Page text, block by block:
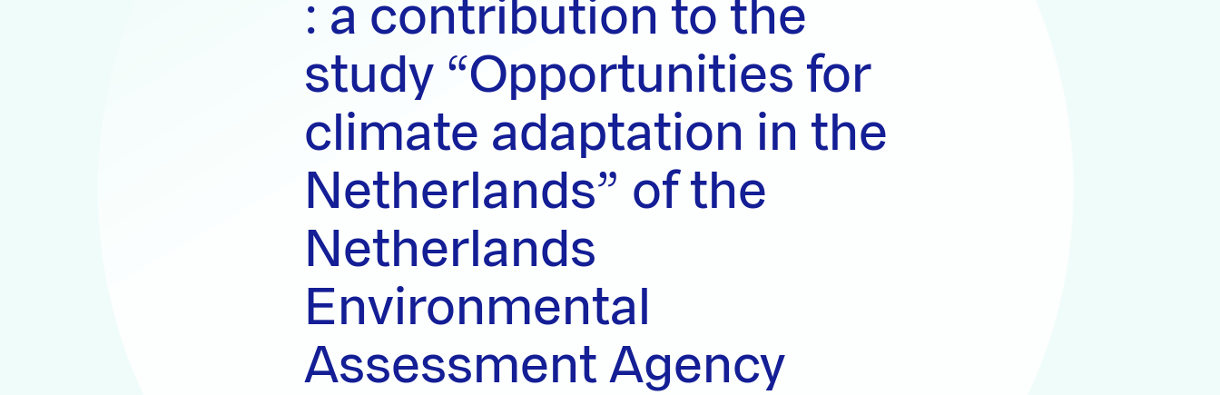
: a contribution to the
study “Opportunities for
climate adaptation in the
Netherlands” of the
Netherlands
Environmental
Assessment Agency